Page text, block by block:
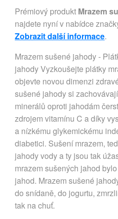
Prémiový produkt Mrazem
najdete nyní v nabídce
Zobrazit další informace.
Mrazem sušené jahody -
jahody Vyzkoušejte plátky
objevte novou dimenzi
sušené jahody si
minerálů oproti jahodám
zdrojem vitamínu C a díky
a nízkému glykemickému
diabetici. Sušení mrazem,
jahody vody a ty jsou tak
mrazem sušených jahod
jahod. Mrazem sušené
do snídaně, do jogurtu,
tak na chuť.